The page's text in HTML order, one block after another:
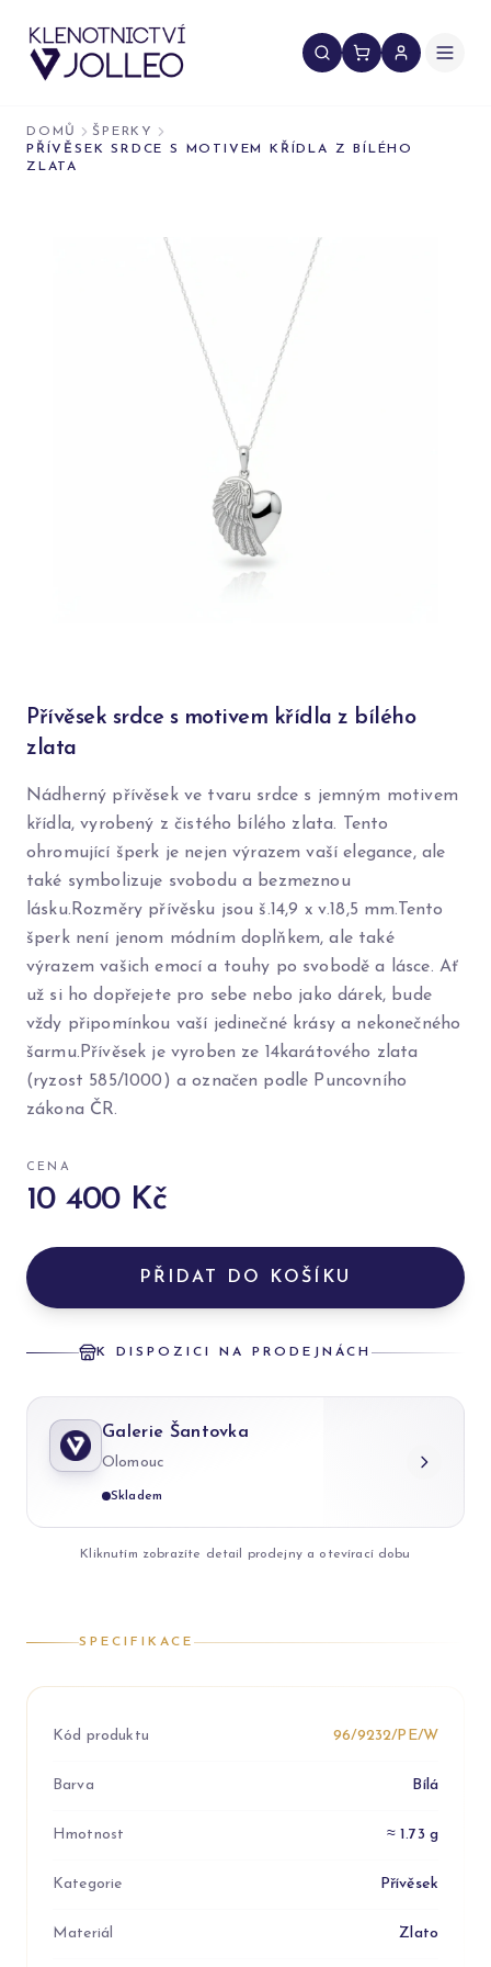
DOMŮ
ŠPERKY
PŘÍVĚSEK SRDCE S MOTIVEM KŘÍDLA Z BÍLÉHO
ZLATA
Přívěsek srdce s motivem křídla z bílého
zlata
Nádherný přívěsek ve tvaru srdce s jemným motivem
křídla, vyrobený z čistého bílého zlata. Tento
ohromující šperk je nejen výrazem vaší elegance, ale
také symbolizuje svobodu a bezmeznou
lásku.Rozměry přívěsku jsou š.14,9 x v.18,5 mm.Tento
šperk není jenom módním doplňkem, ale také
výrazem vašich emocí a touhy po svobodě a lásce. Ať
už si ho dopřejete pro sebe nebo jako dárek, bude
vždy připomínkou vaší jedinečné krásy a nekonečného
šarmu.Přívěsek je vyroben ze 14karátového zlata
(ryzost 585/1000) a označen podle Puncovního
zákona ČR.
CENA
10 400 Kč
PŘIDAT DO KOŠÍKU
K DISPOZICI NA PRODEJNÁCH
Galerie Šantovka
Olomouc
Skladem
Kliknutím zobrazíte detail prodejny a otevírací dobu
SPECIFIKACE
Kód produktu 96/9232/PE/W
Barva Bílá
Hmotnost ≈ 1.73 g
Kategorie Přívěsek
Materiál Zlato